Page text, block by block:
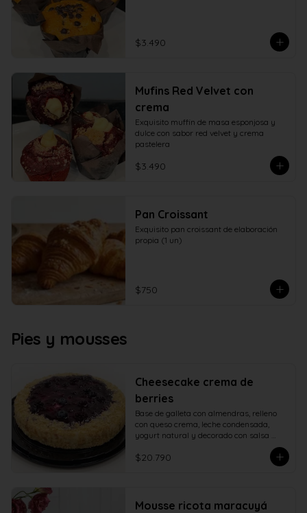
$3.490
Mufins Red Velvet con
crema
Exquisito muffin de masa esponjosa y
dulce con sabor red velvet y crema
pastelera
$3.490
Pan Croissant
Exquisito pan croissant de elaboración
propia (1 un)
$750
Pies y mousses
Cheesecake crema de
berries
Base de galleta con almendras, relleno
con queso crema, leche condensada,
yogurt natural y decorado con salsa
$20.790
Mousse ricota maracuyá